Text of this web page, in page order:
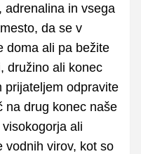
adrenalina in vsega
da se v
doma ali pa bežite
družino ali konec
prijateljem odpravite
na drug konec naše
ali
vodnih virov, kot so